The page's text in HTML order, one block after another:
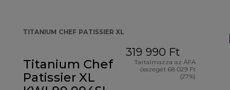
TITANIUM CHEF PATISSIER XL
Titanium Chef
Patissier XL
319 990 Ft
Tartalmazza az ÁFA
összegét 68 029 Ft
(27%)